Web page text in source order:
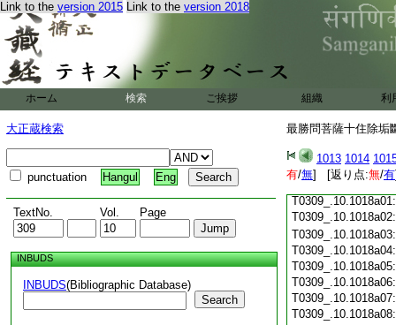
Link to the version 2015 Link to the version 2018
ホーム 検索 ご挨拶 組織 利
大正蔵検索
punctuation Hangul Eng
TextNo. Vol. Page
INBUDS
INBUDS(Bibliographic Database)
Search
最勝問菩薩十住除垢
1013 1014
有/無] [返り点:無/有